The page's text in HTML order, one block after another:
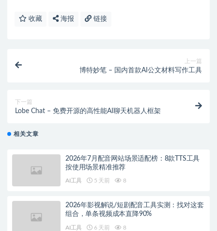
收藏 海报 链接
上一篇
博特妙笔 – 国内首款AI公文材料写作工具
下一篇
Lobe Chat – 免费开源的高性能AI聊天机器人框架
相关文章
2026年7月配音网站场景适配榜：8款TTS工具
按使用场景精准推荐
AI工具 5 天前 8
2026年影视解说/短剧配音工具实测：找对这套
组合，单条视频成本直降90%
AI工具 6 天前 8